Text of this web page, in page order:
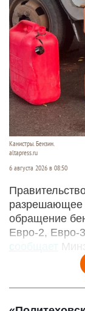
Канистры. Бензин.
altapress.ru
6 августа 2026 в 08:50
разрешающее
обращение
Евро-2, Евро-
сообщает